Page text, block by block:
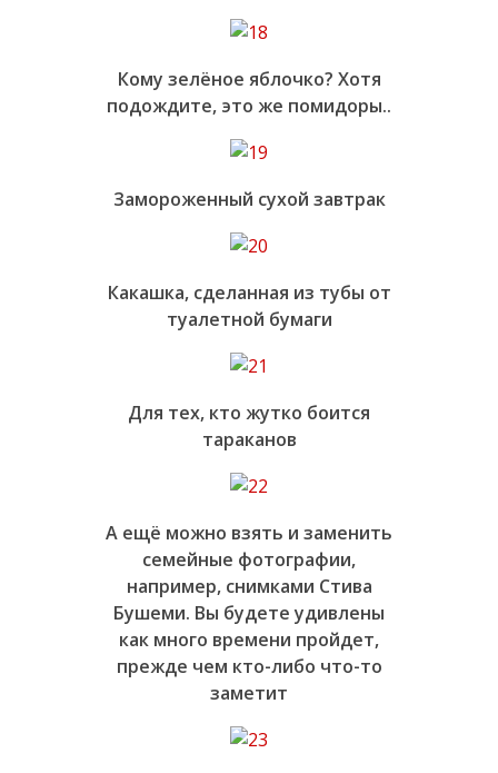
Кому зелёное яблочко? Хотя
подождите, это же помидоры..
Замороженный сухой завтрак
Какашка, сделанная из тубы от
туалетной бумаги
Для тех, кто жутко боится
тараканов
А ещё можно взять и заменить
семейные фотографии,
например, снимками Стива
Бушеми. Вы будете удивлены
как много времени пройдет,
прежде чем кто-либо что-то
заметит